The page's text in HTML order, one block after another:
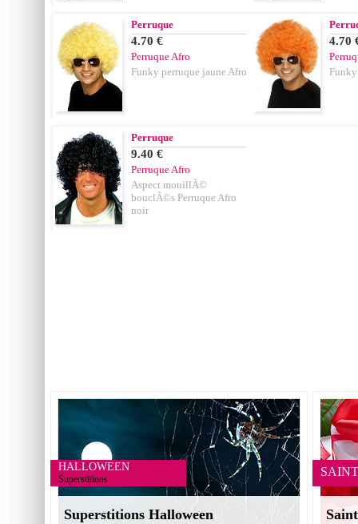
Perruque
4.70 €
Perruque Afro
Funky perruque jaune Afro
4.70
Perruque
9.40 €
Perruque Afro
Aspect mouillÃ©
bouclÃ©s Perruque Afro
noir
HALLOWEEN
Superstitions
Superstitions Halloween